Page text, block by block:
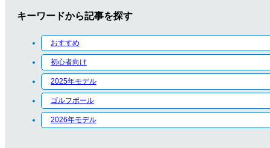
キーワードから記事を探す
おすすめ
初心者向け
2025年モデル
ゴルフボール
2026年モデル